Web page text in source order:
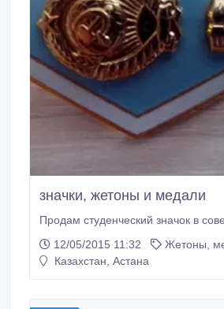
значки, жетоны и медали
Продам студенческий значок в
12/05/2015 11:32
Жетоны,
Казахстан, Астана